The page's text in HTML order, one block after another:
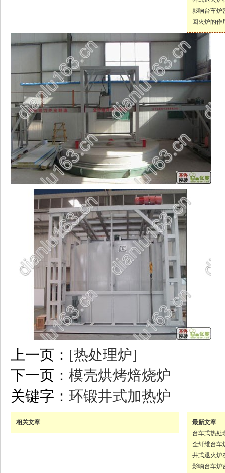
影响台车炉
回火炉的作
上一页： [热处理炉]
下一页： 模壳烘烤焙烧炉
关键字： 环锻井式加热炉
相关文章
最新文章
台车式热处
全纤维台车
井式退火炉
影响台车炉